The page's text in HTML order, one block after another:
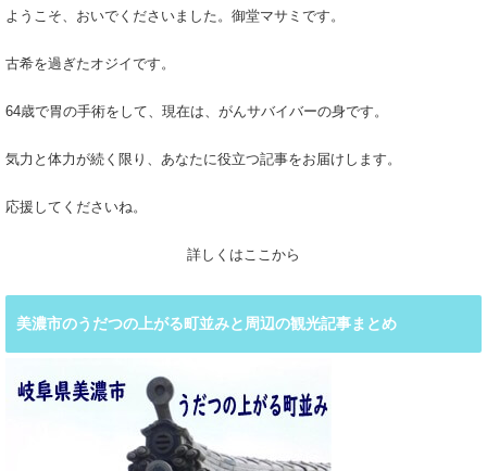
ようこそ、おいでくださいました。御堂マサミです。
古希を過ぎたオジイです。
64歳で胃の手術をして、現在は、がんサバイバーの身です。
気力と体力が続く限り、あなたに役立つ記事をお届けします。
応援してくださいね。
詳しくはここから
美濃市のうだつの上がる町並みと周辺の観光記事まとめ